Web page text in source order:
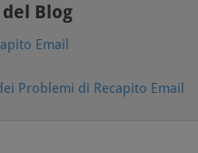
Blog
Email
Problemi di Recapito Email